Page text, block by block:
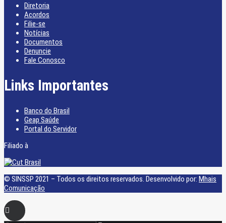
Diretoria
Acordos
Filie-se
Notícias
Documentos
Denuncie
Fale Conosco
Links Importantes
Banco do Brasil
Geap Saúde
Portal do Servidor
Filiado à
© SINSSP 2021 – Todos os direitos reservados. Desenvolvido por: Mhais
Comunicação